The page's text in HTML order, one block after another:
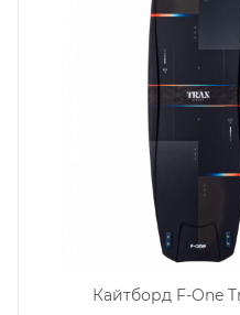
Кайтборд F-One